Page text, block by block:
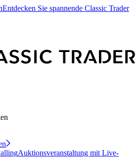
Entdecken Sie spannende Classic Trader
Auktionsveranstaltung mit Live-